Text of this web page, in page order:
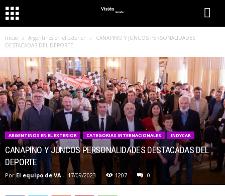
Inicio Argentinos en el exterior
CANAPINO Y JUNCOS PERSONALIDADES
DESTACADAS DEL DEPORTE
ARGENTINOS EN EL EXTERIOR CATEGORIAS INTERNACIONALES INDYCAR
CANAPINO Y JUNCOS PERSONALIDADES DESTACADAS DEL
DEPORTE
Por El equipo de VA - 17/09/2023 1207 0